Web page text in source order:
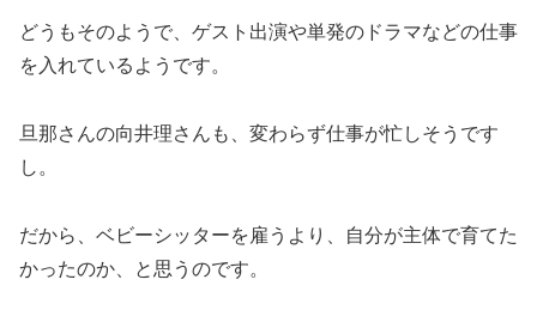
どうもそのようで、ゲスト出演や単発のドラマなどの仕事
を入れているようです。
旦那さんの向井理さんも、変わらず仕事が忙しそうです
し。
だから、ベビーシッターを雇うより、自分が主体で育てた
かったのか、と思うのです。